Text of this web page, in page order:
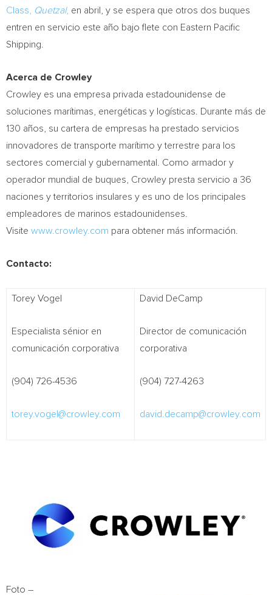
Class, Quetzal, en abril, y se espera que otros dos buques
entren en servicio este año bajo flete con Eastern Pacific
Shipping.
Acerca de Crowley
Crowley es una empresa privada estadounidense de
soluciones marítimas, energéticas y logísticas. Durante más de
130 años, su cartera de empresas ha prestado servicios
innovadores de transporte marítimo y terrestre para los
sectores comercial y gubernamental. Como armador y
operador mundial de buques, Crowley presta servicio a 36
naciones y territorios insulares y es uno de los principales
empleadores de marinos estadounidenses.
Visite www.crowley.com para obtener más información.
Contacto:
Torey Vogel
Especialista sénior en
comunicación corporativa
(904) 726-4536
torey.vogel@crowley.com
David DeCamp
Director de comunicación
corporativa
(904) 727-4263
david.decamp@crowley.com
Foto –